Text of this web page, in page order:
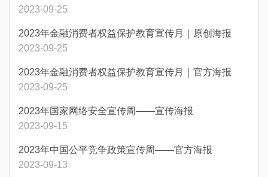
2023-09-25
2023年金融消费者权益保护教育宣传月｜原创海报
2023-09-25
2023年金融消费者权益保护教育宣传月｜官方海报
2023-09-25
2023年国家网络安全宣传周——宣传海报
2023-09-15
2023年中国公平竞争政策宣传周——官方海报
2023-09-13